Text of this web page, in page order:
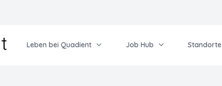
Leben bei Quadient Job Hub Standorte